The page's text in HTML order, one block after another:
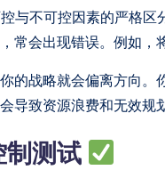
与不可控因素的严格
常会出现错误。例如，
的战略就会偏离方向
导致资源浪费和无效规划
测试